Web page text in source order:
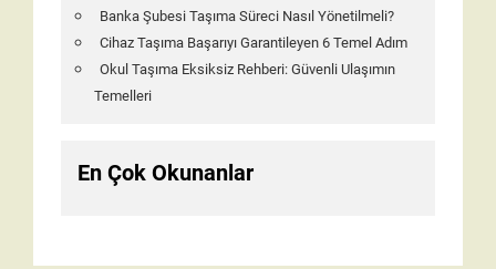
Banka Şubesi Taşıma Süreci Nasıl Yönetilmeli?
Cihaz Taşıma Başarıyı Garantileyen 6 Temel Adım
Okul Taşıma Eksiksiz Rehberi: Güvenli Ulaşımın
Temelleri
En Çok Okunanlar